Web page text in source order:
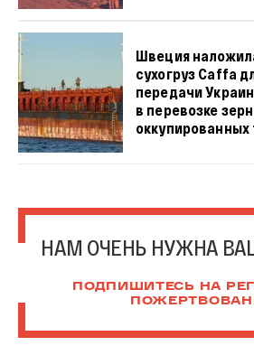
Швеция
сухогруз Caffa
передачи
в перевозке
НАМ ОЧЕНЬ НУЖНА
ПОДПИШИТЕСЬ НА